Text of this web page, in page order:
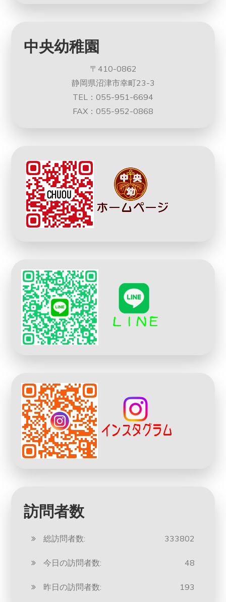
中央幼稚園
〒410-0862
静岡県沼津市幸町23-3
TEL：055-951-6694
FAX：055-952-0868
訪問者数
333802
総訪問者数:
48
今日の訪問者数:
193
昨日の訪問者数: